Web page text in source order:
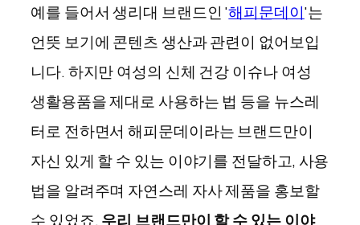
예를 들어서 생리대 브랜드인 '해피문데이'는
언뜻 보기에 콘텐츠 생산과 관련이 없어보입
니다. 하지만 여성의 신체 건강 이슈나 여성
생활용품을 제대로 사용하는 법 등을 뉴스레
터로 전하면서 해피문데이라는 브랜드만이
자신 있게 할 수 있는 이야기를 전달하고, 사용
법을 알려주며 자연스레 자사 제품을 홍보할
수 있었죠.우리 브랜드만이 할 수 있는 이야